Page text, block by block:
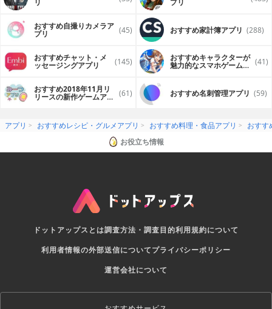
リ プリ
おすすめ自撮りカメラア
プリ (45) おすすめ家計簿アプリ (288)
おすすめチャット・メ
ッセージングアプリ (145) おすすめキャラクターが
魅力的なスマホゲームア (41)
おすすめ2018年11月リ
リースの新作ゲームアプ (61) おすすめ名刺管理アプリ (59)
アプリ おすすめレシピ・グルメアプリ おすすめ料理・食品アプリ
おすす
お役立ち情報
ドットアップスとは調査方法・調査目的利用規約について
利用者情報の外部送信についてプライバシーポリシー
運営会社について